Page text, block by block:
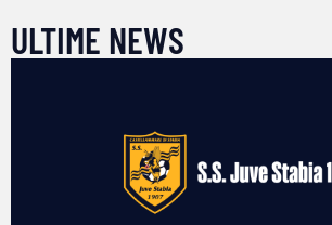
ULTIME NEWS